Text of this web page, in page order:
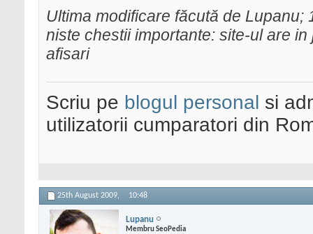
Ultima modificare făcută de Lupanu;
niste chestii importante: site-ul are
afisari
Scriu pe blogul personal si
utilizatorii cumparatori din
25th August 2009, 10:48
Lupanu
Membru SeoPedia